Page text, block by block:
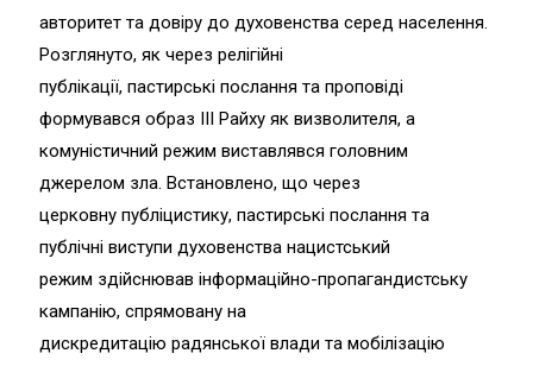
авторитет та довіру до духовенства серед населення.
Розглянуто, як через релігійні
публікації, пастирські послання та проповіді
формувався образ ІІІ Райху як визволителя, а
комуністичний режим виставлявся головним
джерелом зла. Встановлено, що через
церковну публіцистику, пастирські послання та
публічні виступи духовенства нацистський
режим здійснював інформаційно-пропагандистську
кампанію, спрямовану на
дискредитацію радянської влади та мобілізацію